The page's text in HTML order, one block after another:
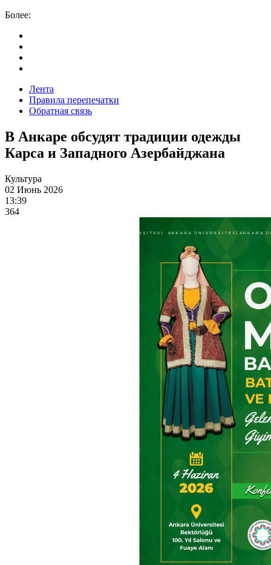
Более:
Лента
Правила перепечатки
Обратная связь
В Анкаре обсудят традиции одежды
Карса и Западного Азербайджана
Культура
02 Июнь 2026
13:39
364